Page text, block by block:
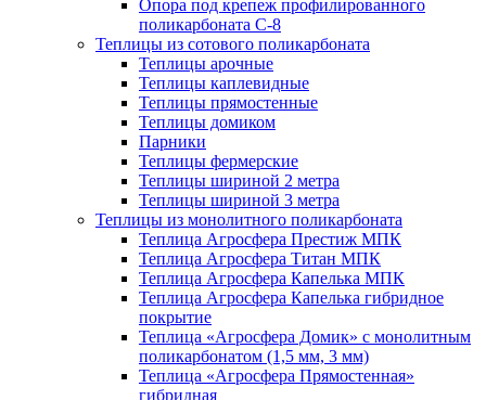
Опора под крепеж профилированного
поликарбоната С-8
Теплицы из сотового поликарбоната
Теплицы арочные
Теплицы каплевидные
Теплицы прямостенные
Теплицы домиком
Парники
Теплицы фермерские
Теплицы шириной 2 метра
Теплицы шириной 3 метра
Теплицы из монолитного поликарбоната
Теплица Агросфера Престиж МПК
Теплица Агросфера Титан МПК
Теплица Агросфера Капелька МПК
Теплица Агросфера Капелька гибридное
покрытие
Теплица «Агросфера Домик» с монолитным
поликарбонатом (1,5 мм, 3 мм)
Теплица «Агросфера Прямостенная»
гибридная